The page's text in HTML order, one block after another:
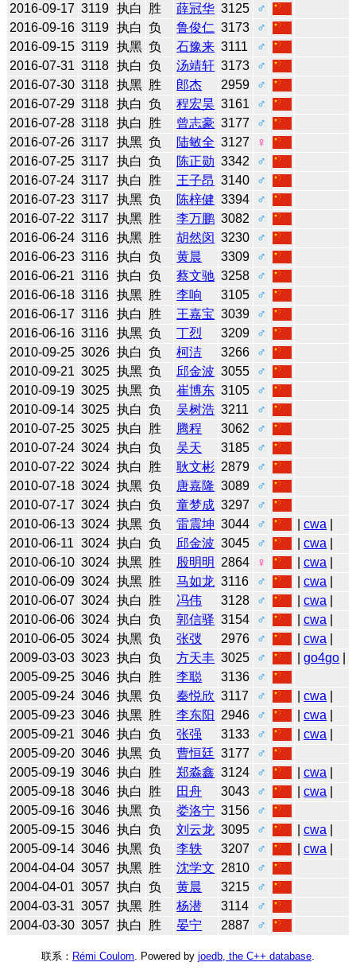
2016-09-17 3119 执白 胜 薛冠华 3125
♂
2016-09-16 3119 执白 负 鲁俊仁 3173
♂
2016-09-15 3119 执黑 负 石豫来 3111
♂
2016-07-31 3118 执白 负 汤靖轩 3173
♂
2016-07-30 3118 执黑 胜 郎杰 2959
♂
2016-07-29 3118 执白 负 程宏昊 3161
♂
2016-07-28 3118 执白 胜 曾志豪 3177
♂
2016-07-26 3117 执黑 负 陆敏全 3127
♀
2016-07-25 3117 执白 负 陈正勋 3342
♂
2016-07-24 3117 执白 胜 王子昂 3140
♂
2016-07-23 3117 执黑 负 陈梓健 3394
♂
2016-07-22 3117 执黑 胜 李万鹏 3082
♂
2016-06-24 3116 执黑 胜 胡然闵 3230
♂
2016-06-23 3116 执白 负 黄晨 3309
♂
2016-06-21 3116 执白 负 蔡文驰 3258
♂
2016-06-18 3116 执黑 胜 李响 3105
♂
2016-06-17 3116 执白 胜 王嘉宝 3039
♂
2016-06-16 3116 执黑 负 丁烈 3209
♂
2010-09-25 3026 执白 负 柯洁 3266
♂
2010-09-21 3025 执黑 负 邱金波 3055
♂
2010-09-19 3025 执黑 负 崔博东 3105
♂
2010-09-14 3025 执白 负 吴树浩 3211
♂
2010-07-25 3025 执白 胜 腾程 3062
♂
2010-07-24 3024 执白 负 吴天 3185
♂
2010-07-22 3024 执白 胜 耿文彬 2879
♂
2010-07-18 3024 执黑 负 唐嘉隆 3089
♂
2010-07-17 3024 执白 负 童梦成 3297
♂
2010-06-13 3024 执黑 负 雷震坤 3044 ♂ |cwa
2010-06-11 3024 执白 负 邱金波 3045 ♂ |cwa
2010-06-10 3024 执黑 胜 殷明明 2864 ♀ |cwa
2010-06-09 3024 执黑 胜 马如龙 3116 ♂ |cwa
2010-06-07 3024 执白 胜 冯伟 3128 ♂ |cwa
2010-06-06 3024 执白 负 郭信驿 3154 ♂ |cwa
2010-06-05 3024 执黑 负 张弢 2976 ♂ |cwa
2009-03-03 3023 执白 负 方天丰 3025 ♂ |go4go
2005-09-25 3046 执白 胜 李聪 3136
♂
2005-09-24 3046 执黑 负 秦悦欣 3117 ♂ |cwa
2005-09-23 3046 执黑 胜 李东阳 2946 ♂ |cwa
2005-09-21 3046 执白 负 张强 3133 ♂ |cwa
2005-09-20 3046 执黑 负 曹恒廷 3177
♂
2005-09-19 3046 执白 胜 郑淼鑫 3124 ♂ |cwa
2005-09-18 3046 执白 胜 田舟 3043 ♂ |cwa
2005-09-16 3046 执黑 负 娄洛宁 3156
♂
2005-09-15 3046 执白 负 刘云龙 3095 ♂ |cwa
2005-09-14 3046 执黑 负 李轶 3207 ♂ |cwa
2004-04-04 3057 执黑 胜 沈学文 2810
♂
2004-04-01 3057 执白 负 黄晨 3215
♂
2004-03-31 3057 执黑 胜 杨潜 3114
♂
2004-03-30 3057 执白 胜 晏宁 2887 ♂
联系： Rémi Coulom . Powered by joedb, the C++ database